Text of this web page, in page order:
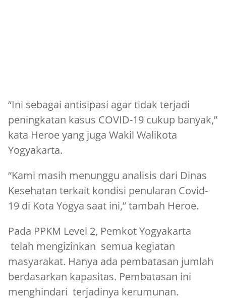
“Ini sebagai antisipasi agar tidak terjadi
peningkatan kasus COVID-19 cukup banyak,”
kata Heroe yang juga Wakil Walikota
Yogyakarta.
“Kami masih menunggu analisis dari Dinas
Kesehatan terkait kondisi penularan Covid-
19 di Kota Yogya saat ini,” tambah Heroe.
Pada PPKM Level 2, Pemkot Yogyakarta
telah mengizinkan semua kegiatan
masyarakat. Hanya ada pembatasan jumlah
berdasarkan kapasitas. Pembatasan ini
menghindari terjadinya kerumunan.